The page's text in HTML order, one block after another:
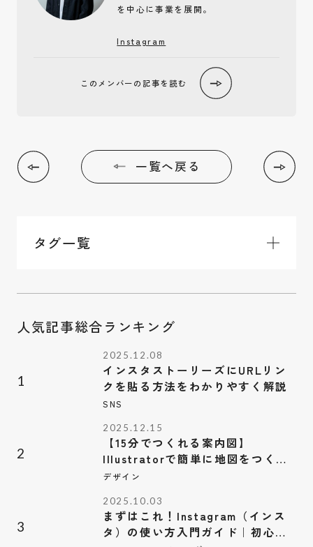
お問い合わせ
採用情報
Privacy Policy
を中心に事業を展開。
Instagram
このメンバーの記事を読む
一覧へ戻る
タグ一覧
人気記事総合ランキング
1
2025.12.08
インスタストーリーズにURLリン
クを貼る方法をわかりやすく解説
SNS
2
2025.12.15
【15分でつくれる案内図】
Illustratorで簡単に地図をつくろ
う！【修正もラクラク】
デザイン
3
2025.10.03
まずはこれ！Instagram（インス
タ）の使い方入門ガイド｜初心者